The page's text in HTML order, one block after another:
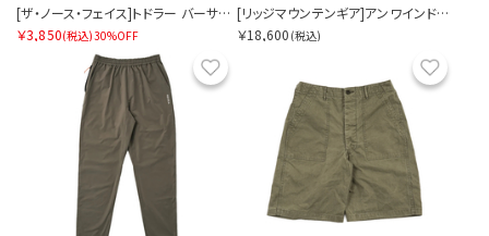
[ザ・ノース・フェイス]トドラー バーサタイルショート
￥3,850(税込)30%OFF
[リッジマウンテンギア]アンワインドパンツ
￥18,600 (税込)
お気に入り